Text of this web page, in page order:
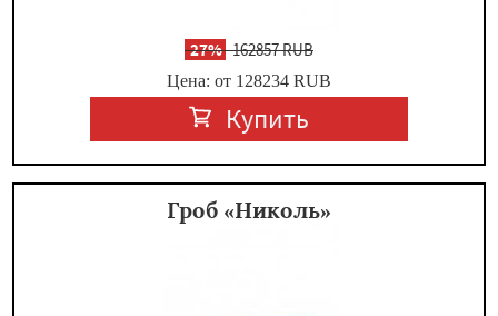
-27%162857 RUB
Цена: от 128234 RUB
Купить
Гроб «Николь»